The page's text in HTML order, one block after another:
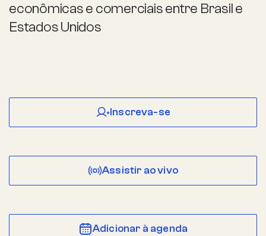
econômicas e comerciais entre Brasil e
Estados Unidos
Inscreva-se
Assistir ao vivo
Adicionar à agenda